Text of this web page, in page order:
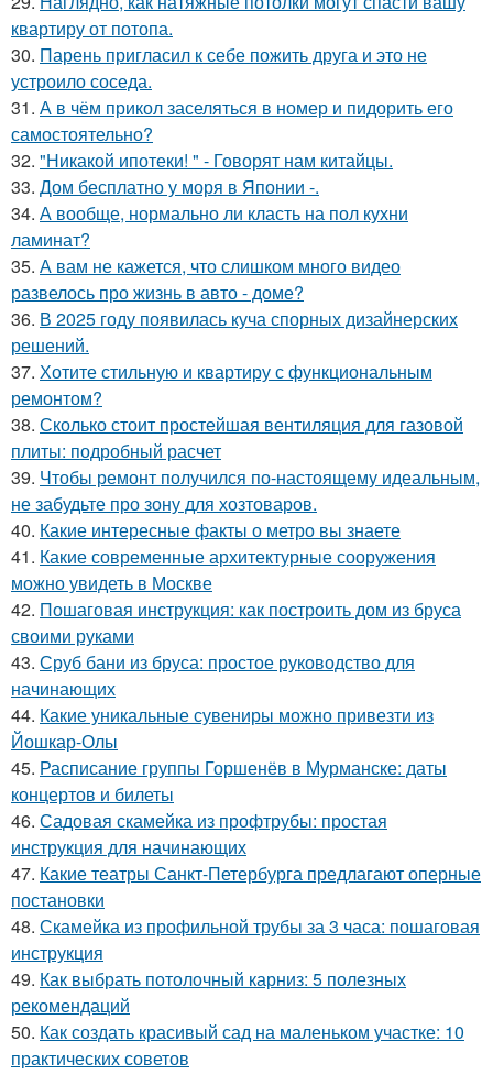
квартиру от потопа.
30. Парень пригласил к себе пожить друга и это не
устроило соседа.
31. А в чём прикол заселяться в номер и пидорить его
самостоятельно?
32. "Никакой ипотеки! " - Говорят нам китайцы.
33. Дом бесплатно у моря в Японии -.
34. А вообще, нормально ли класть на пол кухни
ламинат?
35. А вам не кажется, что слишком много видео
развелось про жизнь в авто - доме?
36. В 2025 году появилась куча спорных дизайнерских
решений.
37. Хотите стильную и квартиру с функциональным
ремонтом?
38. Сколько стоит простейшая вентиляция для газовой
плиты: подробный расчет
39. Чтобы ремонт получился по-настоящему идеальным,
не забудьте про зону для хозтоваров.
40. Какие интересные факты о метро вы знаете
41. Какие современные архитектурные сооружения
можно увидеть в Москве
42. Пошаговая инструкция: как построить дом из бруса
своими руками
43. Сруб бани из бруса: простое руководство для
начинающих
44. Какие уникальные сувениры можно привезти из
Йошкар-Олы
45. Расписание группы Горшенёв в Мурманске: даты
концертов и билеты
46. Садовая скамейка из профтрубы: простая
инструкция для начинающих
47. Какие театры Санкт-Петербурга предлагают оперные
постановки
48. Скамейка из профильной трубы за 3 часа: пошаговая
инструкция
49. Как выбрать потолочный карниз: 5 полезных
рекомендаций
50. Как создать красивый сад на маленьком участке: 10
практических советов